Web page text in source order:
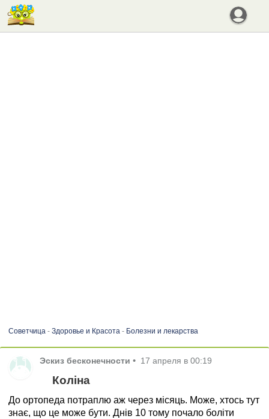
Советчица- Здоровье и Красота- Болезни и лекарства
Эскиз бесконечности • 17 апреля в 00:19
Коліна
До ортопеда потраплю аж через місяць. Може, хтось тут
знає, що це може бути. Днів 10 тому почало боліти